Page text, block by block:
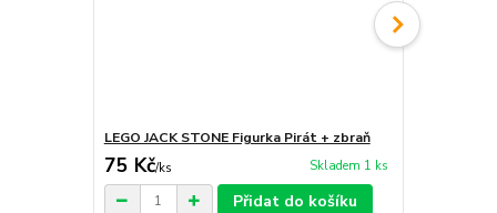
LEGO JACK STONE Figurka Pirát + zbraň
75 Kč/ks Skladem 1 ks
Přidat do košíku